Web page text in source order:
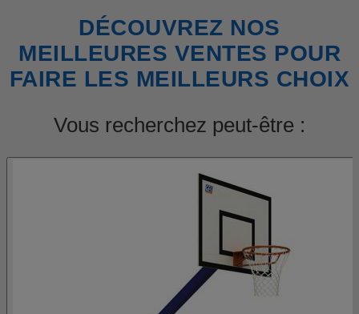
DÉCOUVREZ NOS
MEILLEURES VENTES POUR
FAIRE LES MEILLEURS CHOIX
Vous recherchez peut-être :